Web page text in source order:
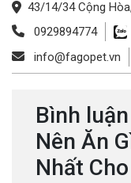
43/14/34 Cộng
0929894774
info@fagopet.vn
Bình
Nên Ăn
Nhất